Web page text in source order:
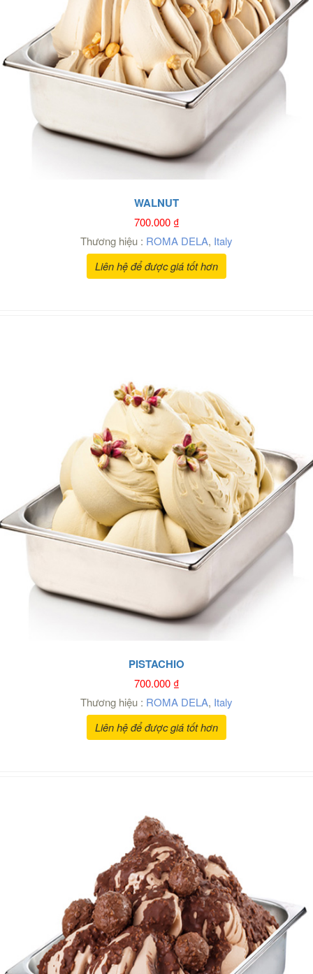
WALNUT
700.000₫
Thương hiệu : ROMA DELA, Italy
Liên hệ để được giá tốt hơn
PISTACHIO
700.000₫
Thương hiệu : ROMA DELA, Italy
Liên hệ để được giá tốt hơn